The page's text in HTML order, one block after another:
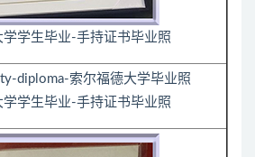
学学生毕业-手持证书毕业照
学学生毕业-手持证书毕业照